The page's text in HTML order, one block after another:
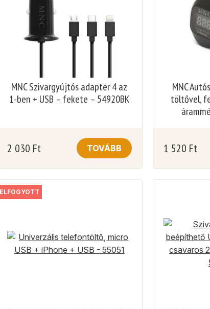
MNC Szivargyújtós adapter 4 az
1-ben + USB – fekete – 54920BK
2 030 Ft TOVÁBB
MNC
töltővel,
1 520 Ft
ELFOGYOTT